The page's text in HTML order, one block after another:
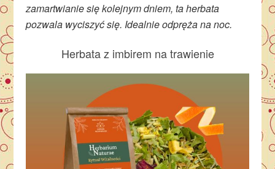
zamartwianie się kolejnym dniem, ta herbata
pozwala wyciszyć się. Idealnie odpręża na noc.
Herbata z imbirem na trawienie